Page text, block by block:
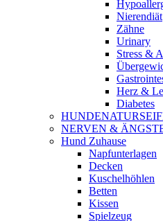
Nierendiät
Zähne
Urinary
Stress &
Herz &
Diabetes
NERVEN &
Hund Zuhause
Napfunterlagen
Decken
Kuschelhöhlen
Betten
Kissen
Spielzeug